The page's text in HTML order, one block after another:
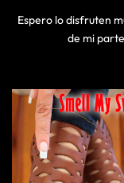
Espero lo disfruten
de mi